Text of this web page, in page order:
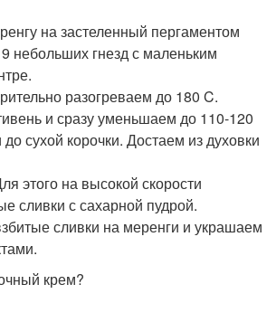
на застеленный пергаментом
небольших гнезд с маленьким
разогреваем до 180 C.
и сразу уменьшаем до 110-120
сухой корочки. Достаем из духовки
этого на высокой скорости
сливки с сахарной пудрой.
сливки на меренги и украшаем
крем?